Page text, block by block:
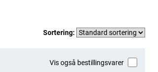
Sortering:
Vis også bestillingsvarer